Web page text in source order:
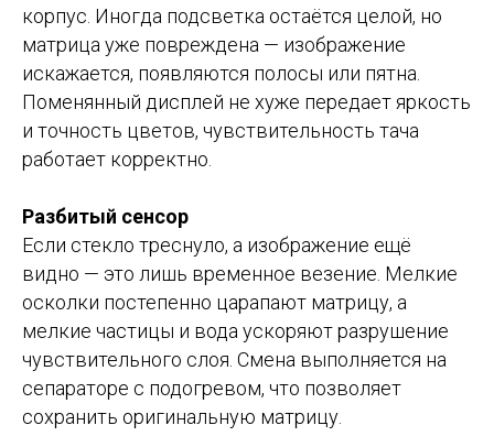
корпус. Иногда подсветка остаётся целой, но
матрица уже повреждена — изображение
искажается, появляются полосы или пятна.
Поменянный дисплей не хуже передает яркость
и точность цветов, чувствительность тача
работает корректно.
Разбитый сенсор
Если стекло треснуло, а изображение ещё
видно — это лишь временное везение. Мелкие
осколки постепенно царапают матрицу, а
мелкие частицы и вода ускоряют разрушение
чувствительного слоя. Смена выполняется на
сепараторе с подогревом, что позволяет
сохранить оригинальную матрицу.